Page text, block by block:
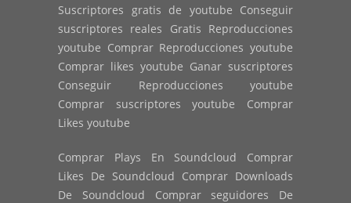
Suscriptores gratis de youtube Conseguir
suscriptores reales Gratis Reproducciones
youtube Comprar Reproducciones youtube
Comprar likes youtube Ganar suscriptores
Conseguir Reproducciones youtube
Comprar suscriptores youtube Comprar
Likes youtube
Comprar Plays En Soundcloud Comprar
Likes De Soundcloud Comprar Downloads
De Soundcloud Comprar seguidores De